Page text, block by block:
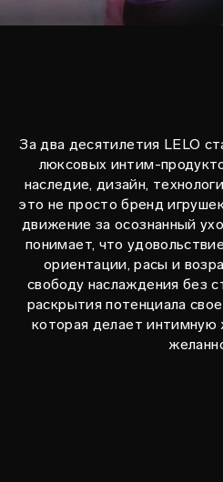
За два десятилетия LELO
люксовых интим-
наследие, дизайн,
это не просто бренд
движение за осознанный
понимает, что
ориентации, расы и
свободу наслаждения без
раскрытия потенциала
которая делает